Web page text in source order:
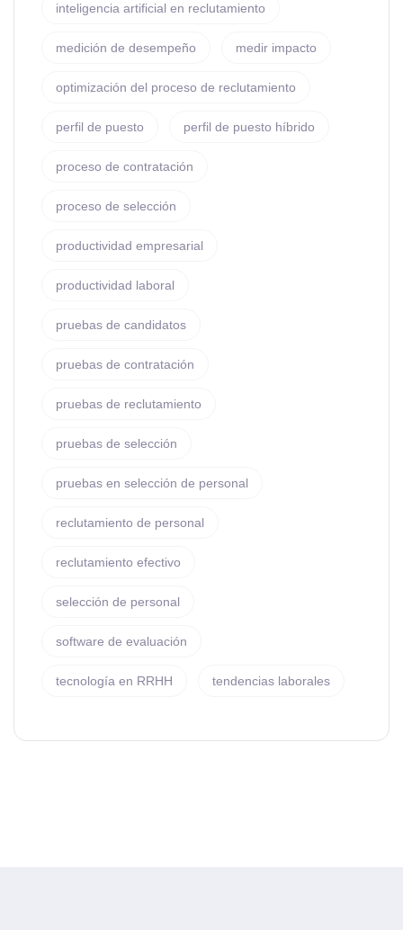
inteligencia artificial en reclutamiento
medición de desempeño medir impacto
optimización del proceso de reclutamiento
perfil de puesto perfil de puesto híbrido
proceso de contratación
proceso de selección
productividad empresarial
productividad laboral
pruebas de candidatos
pruebas de contratación
pruebas de reclutamiento
pruebas de selección
pruebas en selección de personal
reclutamiento de personal
reclutamiento efectivo
selección de personal
software de evaluación
tecnología en RRHH tendencias laborales